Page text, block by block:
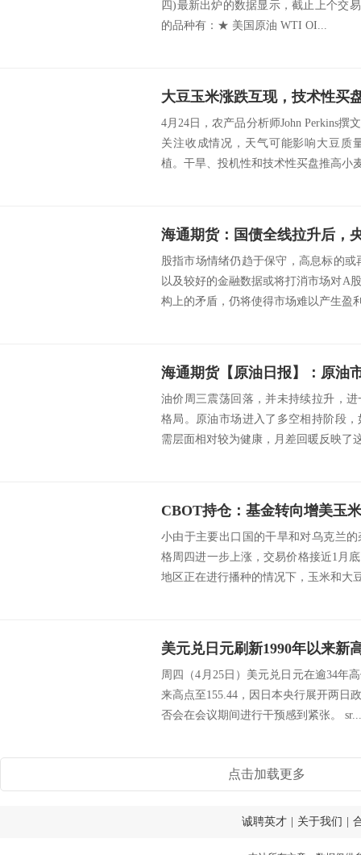
四)最新出炉的数据显示，截止上个交
的品种有：★ 美国原油 WTI OI...
4月24日，农产品分析师John Perkins撰
关注收成情况，天气可能影响大豆质
植。干旱、投机性和技术性买盘推高小
股指市场情绪仍趋于保守，高息标的
以及较好的金融数据或将打消市场对A
构上的矛盾，仍将使得市场难以产生盈
海通期货【原油日报】：原油
油价周三震荡回落，并未持续拉升，
格局。原油市场进入了多空相持阶段
需层面相对较为健康，月差回暖反映了
小由于主要出口国的干旱和对乌克兰
格周四进一步上涨，交易价格接近1月
地区正在进行播种的情况下，玉米和大
周四（4月25日）美元兑日元在逾34年
来高点至155.44，因日本央行展开两日
否会在会议期间进行干预感到紧张。 sr...
点击加载更多
诚聘英才 关于我们